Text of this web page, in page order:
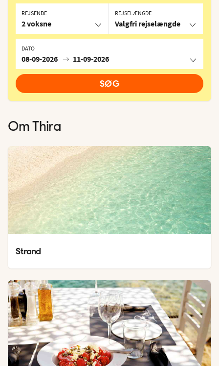
REJSELÆNGDE
Valgfri rejselængde
DATO
08-09-2026 11-09-2026
REJSENDE
2 voksne
SØG
Om Thira
Strand